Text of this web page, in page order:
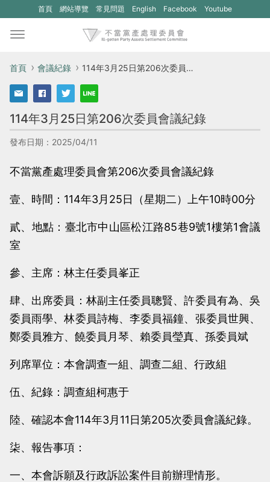
首頁 網站導覽 常見問題 English
(另
視
開
個
的
網
黨
產
處
委
Facebook
(另
開
個
的
網
黨
產
處
委
Youtube
首頁 會議紀錄 114年3月25日第206次委員會議紀錄
114年3月25日第206次委員會議紀錄
發布日期：2025/04/11
不當黨產處理委員會第206次委員會議紀錄
壹、時間：114年3月25日（星期二）上午10時00分
貳、地點：臺北市中山區松江路85巷9號1樓第1會議
室
參、主席：林主任委員峯正
肆、出席委員：林副主任委員聰賢、許委員有為、吳
委員雨學、林委員詩梅、李委員福鐘、張委員世興、
鄭委員雅方、饒委員月琴、賴委員瑩真、孫委員斌
列席單位：本會調查一組、調查二組、行政組
伍、紀錄：調查組柯惠于
陸、確認本會114年3月11日第205次委員會議紀錄。
柒、報告事項：
一、本會訴願及行政訴訟案件目前辦理情形。